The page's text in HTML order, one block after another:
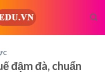
đậm đà, chuẩn